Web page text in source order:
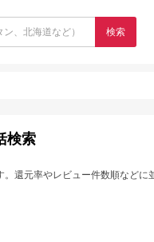
検索
検索
還元率やレビュー件数順など